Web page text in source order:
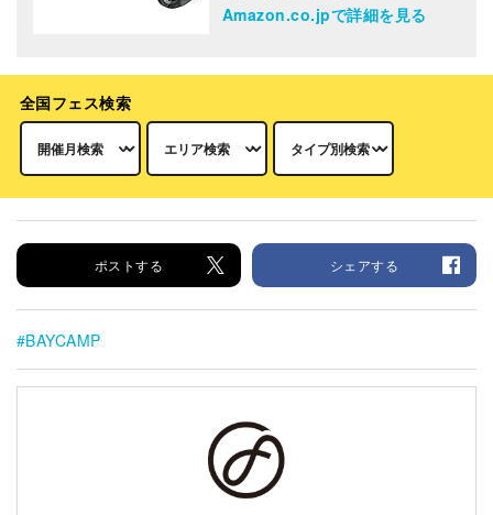
Amazon.co.jpで詳細を見る
全国フェス検索
ポストする シェアする
BAYCAMP